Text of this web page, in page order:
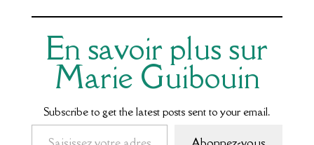
En savoir plus sur
Marie Guibouin
Subscribe to get the latest posts sent to your email.
Saisissez votre adresse e-mail…